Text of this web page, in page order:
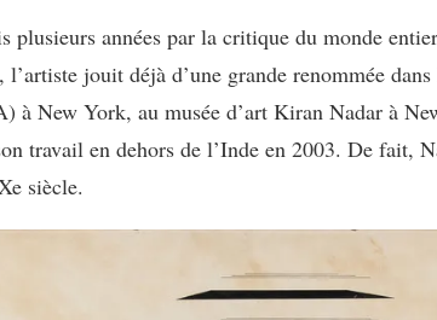
plusieurs années par la critique du monde
l’artiste jouit déjà d’une grande renommée
à New York, au musée d’art Kiran Nadar à
travail en dehors de l’Inde en 2003. De fait,
siècle.